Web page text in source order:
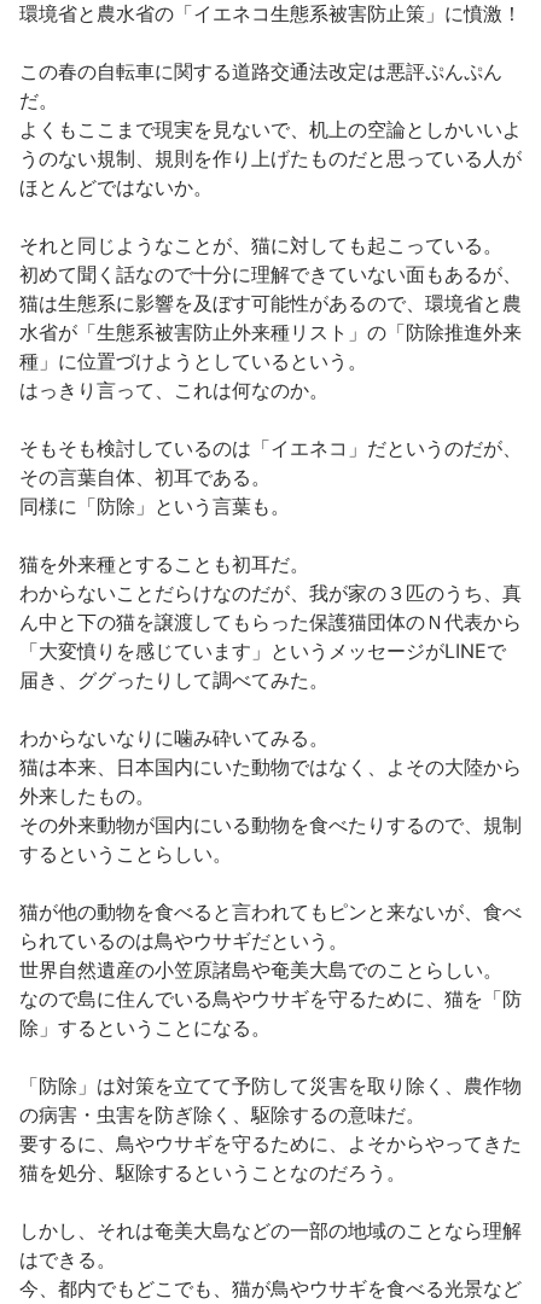
環境省と農水省の「イエネコ生態系被害防止策」に憤激！
この春の自転車に関する道路交通法改定は悪評ぷんぷん
だ。
よくもここまで現実を見ないで、机上の空論としかいいよ
うのない規制、規則を作り上げたものだと思っている人が
ほとんどではないか。
それと同じようなことが、猫に対しても起こっている。
初めて聞く話なので十分に理解できていない面もあるが、
猫は生態系に影響を及ぼす可能性があるので、環境省と農
水省が「生態系被害防止外来種リスト」の「防除推進外来
種」に位置づけようとしているという。
はっきり言って、これは何なのか。
そもそも検討しているのは「イエネコ」だというのだが、
その言葉自体、初耳である。
同様に「防除」という言葉も。
猫を外来種とすることも初耳だ。
わからないことだらけなのだが、我が家の３匹のうち、真
ん中と下の猫を譲渡してもらった保護猫団体のＮ代表から
「大変憤りを感じています」というメッセージがLINEで
届き、ググったりして調べてみた。
わからないなりに噛み砕いてみる。
猫は本来、日本国内にいた動物ではなく、よその大陸から
外来したもの。
その外来動物が国内にいる動物を食べたりするので、規制
するということらしい。
猫が他の動物を食べると言われてもピンと来ないが、食べ
られているのは鳥やウサギだという。
世界自然遺産の小笠原諸島や奄美大島でのことらしい。
なので島に住んでいる鳥やウサギを守るために、猫を「防
除」するということになる。
「防除」は対策を立てて予防して災害を取り除く、農作物
の病害・虫害を防ぎ除く、駆除するの意味だ。
要するに、鳥やウサギを守るために、よそからやってきた
猫を処分、駆除するということなのだろう。
しかし、それは奄美大島などの一部の地域のことなら理解
はできる。
今、都内でもどこでも、猫が鳥やウサギを食べる光景など